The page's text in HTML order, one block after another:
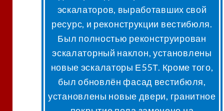
эскалаторов, выработавших свой
ресурс, и реконструкции вестибюля.
Был полностью реконструирован
эскалаторный наклон, установлены
новые эскалаторы Е55Т. Кроме того,
был обновлён фасад вестибюля,
установлены новые двери, гранитное